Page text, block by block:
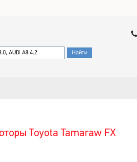
Toyota Tamaraw FX